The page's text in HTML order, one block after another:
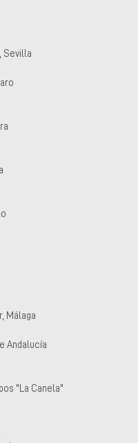
Sevilla
Málaga
Andalucía
"La Canela"